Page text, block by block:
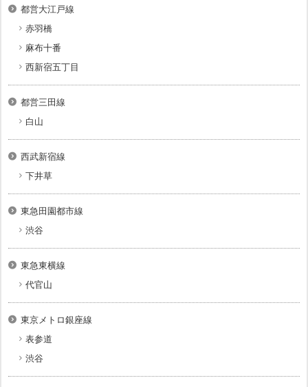
都営大江戸線
赤羽橋
麻布十番
西新宿五丁目
都営三田線
白山
西武新宿線
下井草
東急田園都市線
渋谷
東急東横線
代官山
東京メトロ銀座線
表参道
渋谷